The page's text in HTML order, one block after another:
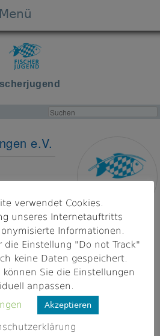
Menü
e.V.
index.php?i
verwendet Cookies.
unseres Internetauftritts
Informationen.
die Einstellung "Do not Track"
keine Daten gespeichert.
Sie die Einstellungen
anpassen.
Akzeptieren